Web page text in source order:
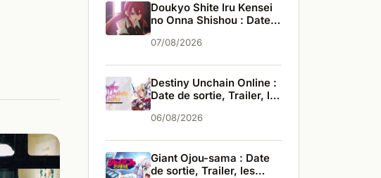
Doukyo Shite Iru Kensei
no Onna Shishou : Date
infos
07/08/2026
Destiny Unchain Online :
Date de sortie, Trailer, les
06/08/2026
Giant Ojou-sama : Date
de sortie, Trailer, les